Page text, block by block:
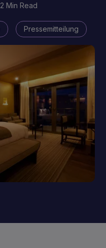
2 Min Read
Pressemitteilung